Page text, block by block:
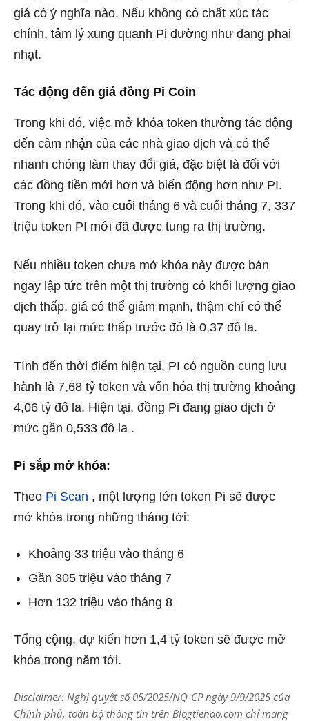
giá có ý nghĩa nào. Nếu không có chất xúc tác
chính, tâm lý xung quanh Pi dường như đang phai
nhạt.
Tác động đến giá đồng Pi Coin
Trong khi đó, việc mở khóa token thường tác động
đến cảm nhận của các nhà giao dịch và có thể
nhanh chóng làm thay đổi giá, đặc biệt là đối với
các đồng tiền mới hơn và biến động hơn như PI.
Trong khi đó, vào cuối tháng 6 và cuối tháng 7, 337
triệu token PI mới đã được tung ra thị trường.
Nếu nhiều token chưa mở khóa này được bán
ngay lập tức trên một thị trường có khối lượng giao
dịch thấp, giá có thể giảm mạnh, thậm chí có thể
quay trở lại mức thấp trước đó là 0,37 đô la.
Tính đến thời điểm hiện tại, PI có nguồn cung lưu
hành là 7,68 tỷ token và vốn hóa thị trường khoảng
4,06 tỷ đô la. Hiện tại, đồng Pi đang giao dịch ở
mức gần 0,533 đô la .
Pi sắp mở khóa:
Theo Pi Scan , một lượng lớn token Pi sẽ được
mở khóa trong những tháng tới:
Khoảng 33 triệu vào tháng 6
Gần 305 triệu vào tháng 7
Hơn 132 triệu vào tháng 8
Tổng cộng, dự kiến ​​hơn 1,4 tỷ token sẽ được mở
khóa trong năm tới.
Disclaimer: Nghị quyết số 05/2025/NQ-CP ngày 9/9/2025 của
Chính phủ, toàn bộ thông tin trên Blogtienao.com chỉ mang